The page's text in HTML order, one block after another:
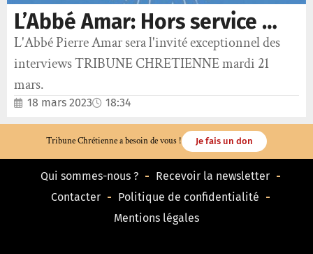
L’Abbé Amar: Hors service …
L'Abbé Pierre Amar sera l'invité exceptionnel des
interviews TRIBUNE CHRETIENNE mardi 21
mars.
18 mars 2023 18:34
Tribune Chrétienne a besoin de vous ! Je fais un don
Qui sommes-nous ?
Recevoir la newsletter
Contacter
Politique de confidentialité
Mentions légales